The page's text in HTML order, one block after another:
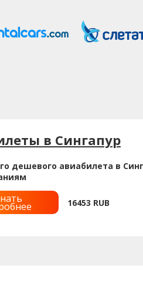
в Сингапур
дешевого авиабилета в
16453 RUB